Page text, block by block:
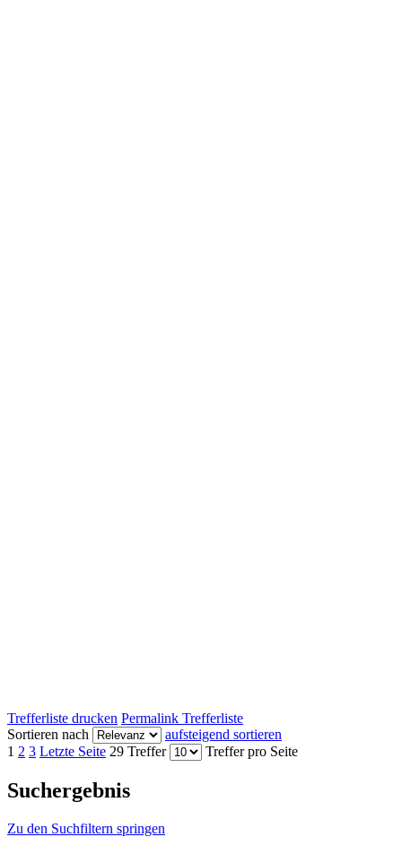
Trefferliste drucken Permalink Trefferliste
Sortieren nach
aufsteigend sortieren
1 2 3 Letzte Seite 29 Treffer Treffer pro Seite
Suchergebnis
Zu den Suchfiltern springen